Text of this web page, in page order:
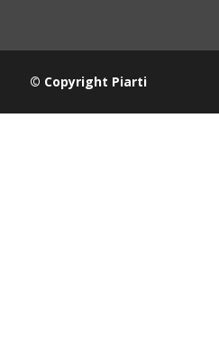
© Copyright Piarti